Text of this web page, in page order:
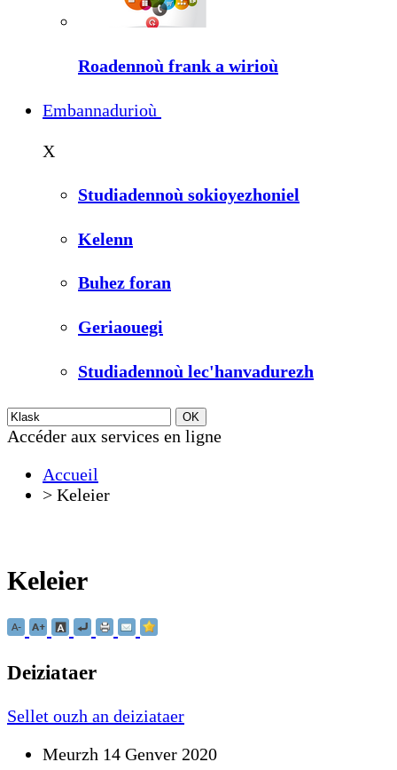
Roadennoù frank a wirioù
Embannadurioù
X
Studiadennoù sokioyezhoniel
Kelenn
Buhez foran
Geriaouegi
Studiadennoù lec'hanvadurezh
Accéder aux services en ligne
Accueil
> Keleier
Keleier
Deiziataer
Sellet ouzh an deiziataer
Meurzh 14 Genver 2020